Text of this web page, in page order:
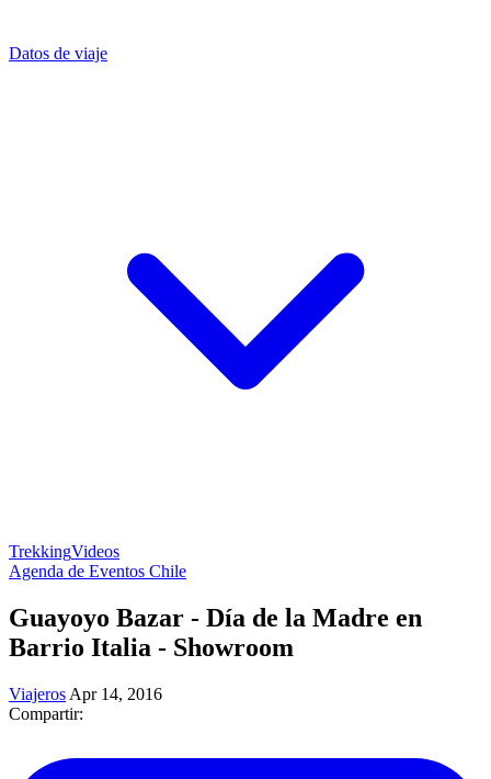
Datos de viaje
TrekkingVideos
Agenda de Eventos Chile
Guayoyo Bazar - Día de la Madre en
Barrio Italia - Showroom
Viajeros Apr 14, 2016
Compartir: